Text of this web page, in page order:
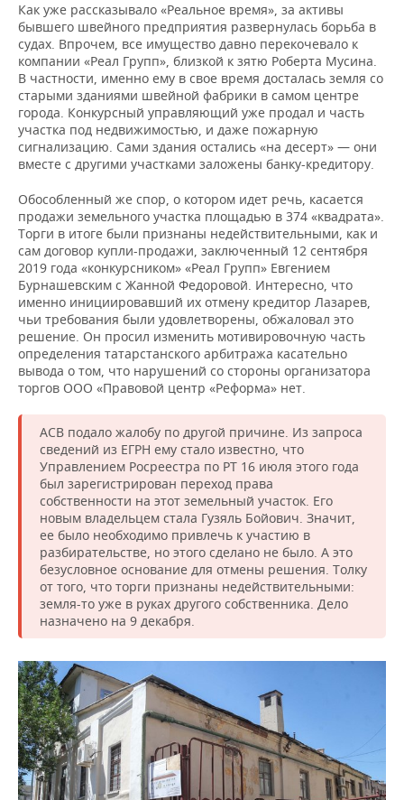
Как уже рассказывало «Реальное время», за активы
бывшего швейного предприятия развернулась борьба в
судах. Впрочем, все имущество давно перекочевало к
компании «Реал Групп», близкой к зятю Роберта Мусина.
В частности, именно ему в свое время досталась земля со
старыми зданиями швейной фабрики в самом центре
города. Конкурсный управляющий уже продал и часть
участка под недвижимостью, и даже пожарную
сигнализацию. Сами здания остались «на десерт» — они
вместе с другими участками заложены банку-кредитору.
Обособленный же спор, о котором идет речь, касается
продажи земельного участка площадью в 374 «квадрата».
Торги в итоге были признаны недействительными, как и
сам договор купли-продажи, заключенный 12 сентября
2019 года «конкурсником» «Реал Групп» Евгением
Бурнашевским с Жанной Федоровой. Интересно, что
именно инициировавший их отмену кредитор Лазарев,
чьи требования были удовлетворены, обжаловал это
решение. Он просил изменить мотивировочную часть
определения татарстанского арбитража касательно
вывода о том, что нарушений со стороны организатора
торгов ООО «Правовой центр «Реформа» нет.
АСВ подало жалобу по другой причине. Из запроса
сведений из ЕГРН ему стало известно, что
Управлением Росреестра по РТ 16 июля этого года
был зарегистрирован переход права
собственности на этот земельный участок. Его
новым владельцем стала Гузяль Бойович. Значит,
ее было необходимо привлечь к участию в
разбирательстве, но этого сделано не было. А это
безусловное основание для отмены решения. Толку
от того, что торги признаны недействительными:
земля-то уже в руках другого собственника. Дело
назначено на 9 декабря.